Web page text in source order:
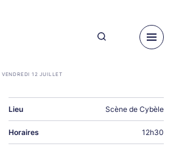
VENDREDI 12 JUILLET
Lieu Scène de Cybèle
Horaires 12h30